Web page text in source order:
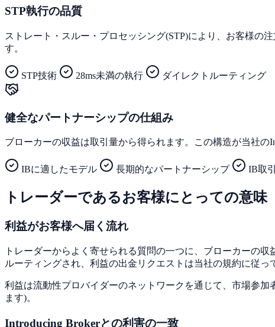
STP執行の品質
ストレート・スルー・プロセッシング(STP)により、お客様の
す。
STP技術 28ms未満の執行 ダイレクトルーティング
健全なパートナーシップの仕組み
ブローカーの収益は取引量から得られます。この構造が当社の
IBに適したモデル 長期的なパートナーシップ IB取
トレーダーであるお客様にとっての意味
利益がお客様へ届く流れ
トレーダーからよく寄せられる質問の一つに、ブローカーの
ルーティングされ、利益の出金リクエストは当社の規約に従っ
利益は流動性プロバイダーのネットワークを通じて、市場参
ます)。
Introducing Brokerとの利害の一致